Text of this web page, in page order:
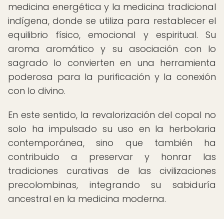
medicina energética y la medicina tradicional
indígena, donde se utiliza para restablecer el
equilibrio físico, emocional y espiritual. Su
aroma aromático y su asociación con lo
sagrado lo convierten en una herramienta
poderosa para la purificación y la conexión
con lo divino.
En este sentido, la revalorización del copal no
solo ha impulsado su uso en la herbolaria
contemporánea, sino que también ha
contribuido a preservar y honrar las
tradiciones curativas de las civilizaciones
precolombinas, integrando su sabiduría
ancestral en la medicina moderna.